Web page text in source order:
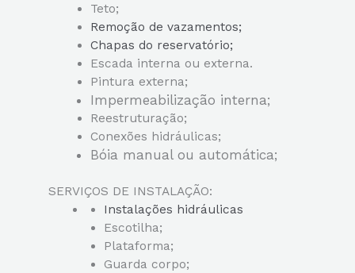
Teto;
Remoção de vazamentos;
Chapas do reservatório;
Escada interna ou externa.
Pintura externa;
Impermeabilização interna;
Reestruturação;
Conexões hidráulicas;
Bóia manual ou automática;
SERVIÇOS DE INSTALAÇÃO:
Instalações hidráulicas
Escotilha;
Plataforma;
Guarda corpo;